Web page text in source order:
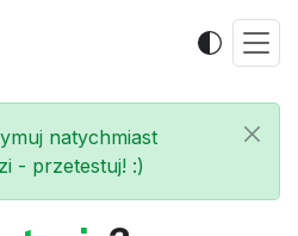
natychmiast
- przetestuj! :)